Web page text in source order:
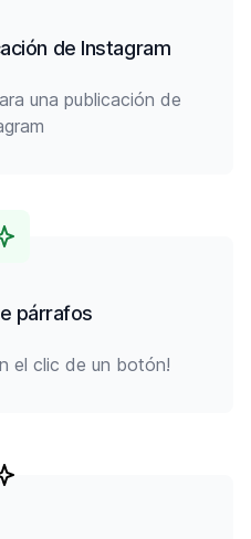
de Instagram
una publicación de
párrafos
el clic de un botón!